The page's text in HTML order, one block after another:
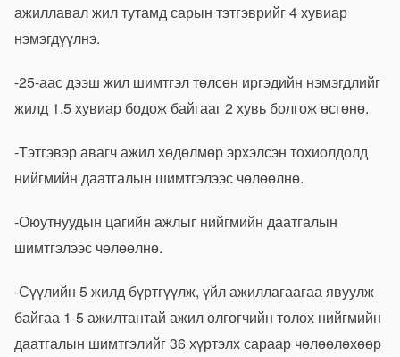
ажиллавал жил тутамд сарын тэтгэврийг 4 хувиар
нэмэгдүүлнэ.
-25-аас дээш жил шимтгэл төлсөн иргэдийн нэмэгдлийг
жилд 1.5 хувиар бодож байгааг 2 хувь болгож өсгөнө.
-Тэтгэвэр авагч ажил хөдөлмөр эрхэлсэн тохиолдолд
нийгмийн даатгалын шимтгэлээс чөлөөлнө.
-Оюутнуудын цагийн ажлыг нийгмийн даатгалын
шимтгэлээс чөлөөлнө.
-Сүүлийн 5 жилд бүртгүүлж, үйл ажиллагаагаа явуулж
байгаа 1-5 ажилтантай ажил олгогчийн төлөх нийгмийн
даатгалын шимтгэлийг 36 хүртэлх сараар чөлөөлөхөөр